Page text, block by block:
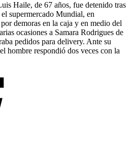
Haile, de 67 años, fue detenido tras
supermercado Mundial, en
demoras en la caja y en medio del
ocasiones a Samara Rodrigues de
pedidos para delivery. Ante su
hombre respondió dos veces con la